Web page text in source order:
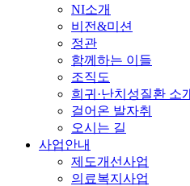
NI소개
비전&미션
정관
함께하는 이들
조직도
희귀·난치성질환 소
걸어온 발자취
오시는 길
사업안내
제도개선사업
의료복지사업